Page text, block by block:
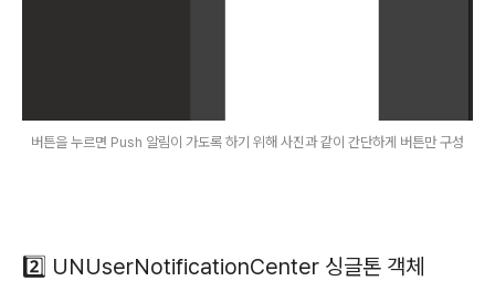
버튼을 누르면 Push 알림이 가도록 하기 위해 사진과 같이 간단하게 버튼만 구성
2️⃣ UNUserNotificationCenter 싱글톤 객체